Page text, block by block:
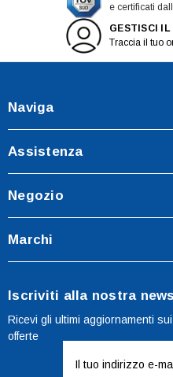
e certificati
GESTISCI
Traccia il tuo
Naviga
Assistenza
Negozio
Marchi
Iscriviti alla nostra
Ricevi gli ultimi aggiornamenti
offerte